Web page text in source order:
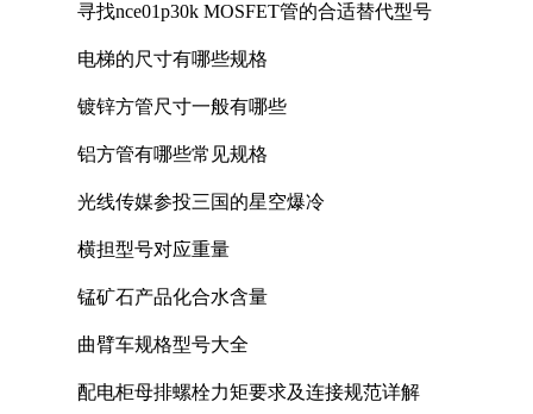
寻找nce01p30k MOSFET管的合适替代型号
电梯的尺寸有哪些规格
镀锌方管尺寸一般有哪些
铝方管有哪些常见规格
光线传媒参投三国的星空爆冷
横担型号对应重量
锰矿石产品化合水含量
曲臂车规格型号大全
配电柜母排螺栓力矩要求及连接规范详解